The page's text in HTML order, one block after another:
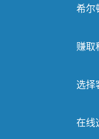
希尔
赚取
选择
在线